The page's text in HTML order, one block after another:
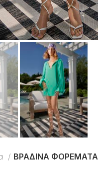
enlarge
ΒΡΑΔΙΝΑ ΦΟΡΕΜΑΤΑ